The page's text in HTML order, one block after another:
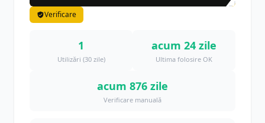
Verificare
1
Utilizări (30 zile)
acum 24 zile
Ultima folosire OK
acum 876 zile
Verificare manuală